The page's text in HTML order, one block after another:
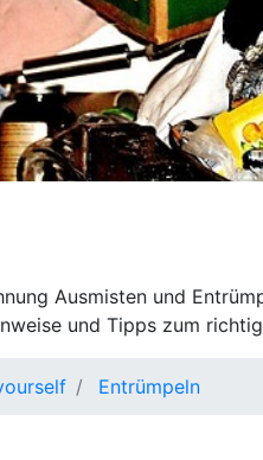
Ausmisten und
und Tipps zum
Entrümpeln